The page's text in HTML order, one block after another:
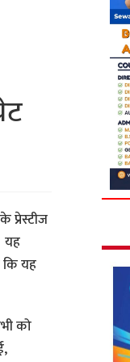
प्रेस्टीज
यह
कि यह
को